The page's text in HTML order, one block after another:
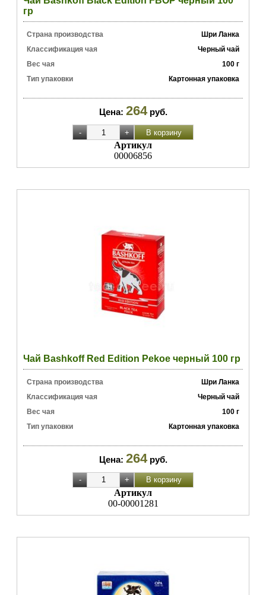
гр
Страна производства
Шри Ланка
Классификация чая
Черный чай
Вес чая
100 г
Тип упаковки
Картонная упаковка
Цена: 264 руб.
Артикул
00006856
Чай Bashkoff Red Edition Pekoe черный 100 гр
Страна производства
Шри Ланка
Классификация чая
Черный чай
Вес чая
100 г
Тип упаковки
Картонная упаковка
Цена: 264 руб.
Артикул
00-00001281